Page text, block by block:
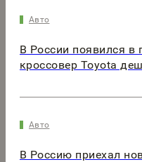
Авто
В России появился
кроссовер Toyota
Авто
В Россию приехал